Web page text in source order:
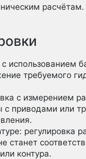
использованием
требуемого
с измерением
с приводами или
регулировка
станет
контура.